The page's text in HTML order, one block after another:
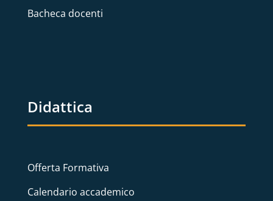
Bacheca docenti
Didattica
Offerta Formativa
Calendario accademico